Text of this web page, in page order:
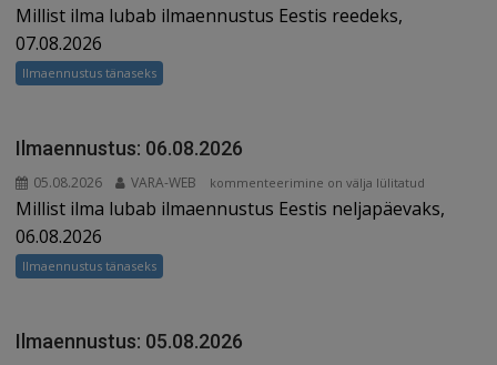
07.08.2026
Millist ilma lubab ilmaennustus Eestis reedeks,
07.08.2026
Ilmaennustus tänaseks
Ilmaennustus: 06.08.2026
05.08.2026 VARA-WEB
Ilmaennustus:
06.08.2026
kommenteerimine on välja lülitatud
Millist ilma lubab ilmaennustus Eestis neljapäevaks,
06.08.2026
Ilmaennustus tänaseks
Ilmaennustus: 05.08.2026